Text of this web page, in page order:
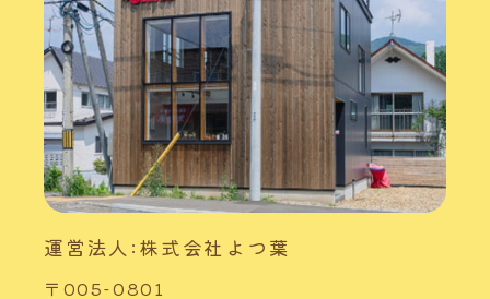
運営法人:株式会社よつ葉
〒005-0801